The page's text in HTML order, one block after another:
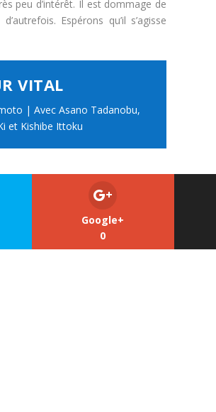
peu d’intérêt. Il est dommage de
Espérons qu’il s’agisse
VITAL
| Avec Asano Tadanobu,
et Kishibe Ittoku
Google+
0